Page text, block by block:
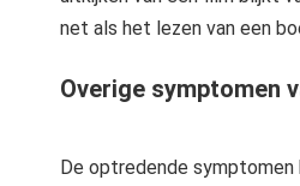
net als het lezen van een
Overige symptomen
De optredende symptomen